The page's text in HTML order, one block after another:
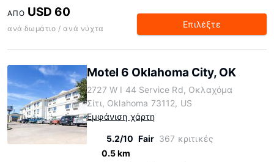
ΑΠΌ USD 60
ανά δωμάτιο / ανά νύχτα Επιλέξτε
Motel 6 Oklahoma City, OK
2727 W I 44 Service Rd, Οκλαχόμα
Σίτι, Oklahoma 73112, US
Εμφάνιση χάρτη
5.2/10 Fair 367 κριτικές
0.5 km